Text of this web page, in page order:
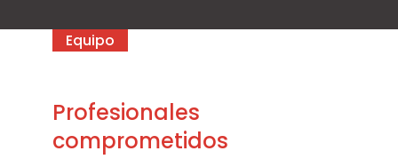
Equipo
Profesionales
comprometidos